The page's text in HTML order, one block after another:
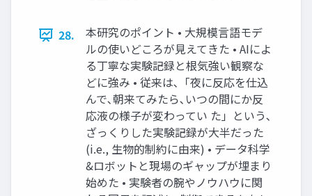
28.
本研究のポイント • 大規模言語モデ
ルの使いどころが見えてきた • AIによ
る丁寧な実験記録と根気強い観察な
どに強み • 従来は､「夜に反応を仕込
んで､朝来てみたら､いつの間にか反
応液の様子が変わってい た」という､
ざっくりした実験記録が大半だった
(i.e., 生物的制約に由来) • データ科学
&ロボットと現場のギャップが埋まり
始めた • 実験者の腕やノウハウに関